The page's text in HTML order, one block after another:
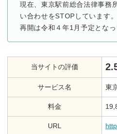
現在、東京駅前総合法律事務
い合わせをSTOPしています。
再開は令和４年1月予定となっ
当サイトの評価
サービス名 東
料金
URL